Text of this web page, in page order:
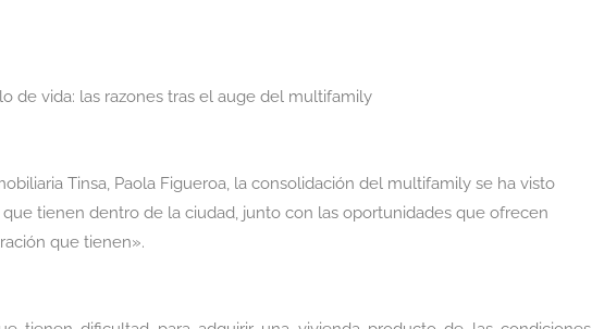
de vida: las razones tras el auge del multifamily
Tinsa, Paola Figueroa, la consolidación del multifamily se ha visto
tienen dentro de la ciudad, junto con las oportunidades que ofrecen
que tienen».